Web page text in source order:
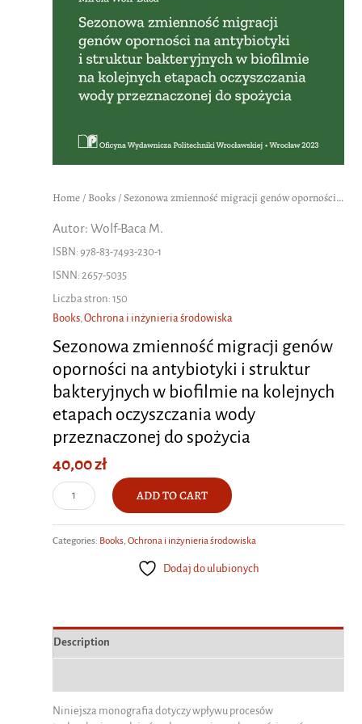
Home/ Books/ Sezonowa zmienność migracji genów oporności na antybiotyki i struktur bakteryjnych w biofilmie na kolejnych etapach oczyszczania wody przeznaczonej do spożycia
Autor: Wolf-Baca M.
ISBN: 978-83-7493-230-1
ISNN: 2657-5035
Liczba stron: 150
Books, Ochrona i inżynieria środowiska
Sezonowa zmienność migracji genów
oporności na antybiotyki i struktur
bakteryjnych w biofilmie na kolejnych
etapach oczyszczania wody
przeznaczonej do spożycia
40,00zł
Sezonowa
zmienność
migracji
genów
struktur
bakteryjnych
ADD TO CART
Categories: Books,Ochrona i inżynieria środowiska
Dodaj do ulubionych
Description
Niniejsza monografia dotyczy wpływu procesów